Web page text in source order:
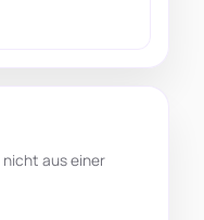
nicht aus einer